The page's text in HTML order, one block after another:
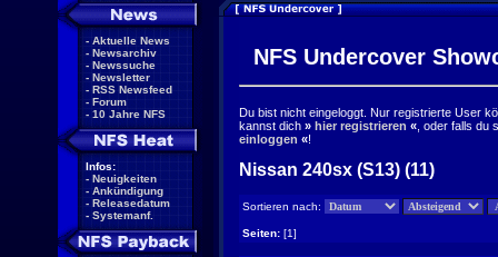
- Aktuelle News
- Newsarchiv
- Newssuche
- Newsletter
- RSS Newsfeed
- Forum
- 10 Jahre NFS
Infos:
- Neuigkeiten
- Ankündigung
- Releasedatum
- Systemanf.
NFS Undercover
Du bist nicht eingeloggt. Nur registrierte User
kannst dich » hier registrieren « , oder falls
einloggen «!
Nissan 240sx (S13) (11)
Sortieren nach:
Seiten: [1]